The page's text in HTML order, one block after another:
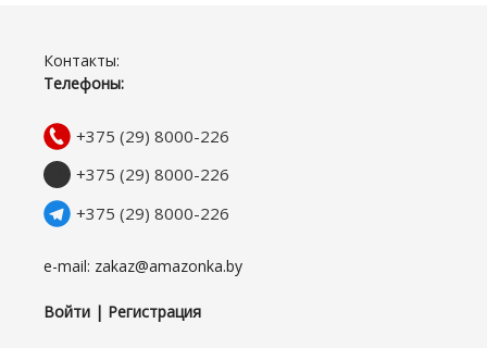
Контакты:
Телефоны:
+375 (29) 8000-226
+375 (29) 8000-226
+375 (29) 8000-226
e-mail: zakaz@amazonka.by
Войти | Регистрация